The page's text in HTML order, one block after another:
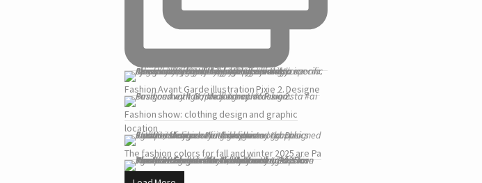
Fashion Avant Garde illustration⁠ Pixie 2. Designe
Fashion show: clothing design and graphic
location
The fashion colors for fall and winter 2025 are Pa